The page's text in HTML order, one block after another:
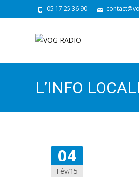
05 17 25 36 90
L’INFO
04
Fév/15